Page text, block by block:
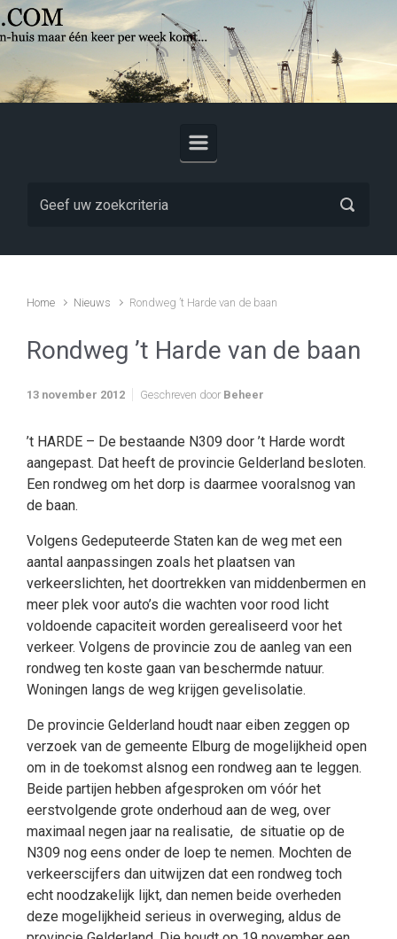
Skip to main content
Home Nieuws Rondweg ’t Harde van de baan
Rondweg ’t Harde van de baan
13 november 2012 Geschreven door Beheer
’t HARDE – De bestaande N309 door ’t Harde wordt
aangepast. Dat heeft de provincie Gelderland besloten.
Een rondweg om het dorp is daarmee vooralsnog van
de baan.
Volgens Gedeputeerde Staten kan de weg met een
aantal aanpassingen zoals het plaatsen van
verkeerslichten, het doortrekken van middenbermen en
meer plek voor auto’s die wachten voor rood licht
voldoende capaciteit worden gerealiseerd voor het
verkeer. Volgens de provincie zou de aanleg van een
rondweg ten koste gaan van beschermde natuur.
Woningen langs de weg krijgen gevelisolatie.
De provincie Gelderland houdt naar eiben zeggen op
verzoek van de gemeente Elburg de mogelijkheid open
om in de toekomst alsnog een rondweg aan te leggen.
Beide partijen hebben afgesproken om vóór het
eerstvolgende grote onderhoud aan de weg, over
maximaal negen jaar na realisatie, de situatie op de
N309 nog eens onder de loep te nemen. Mochten de
verkeerscijfers dan uitwijzen dat een rondweg toch
echt noodzakelijk lijkt, dan nemen beide overheden
deze mogelijkheid serieus in overweging, aldus de